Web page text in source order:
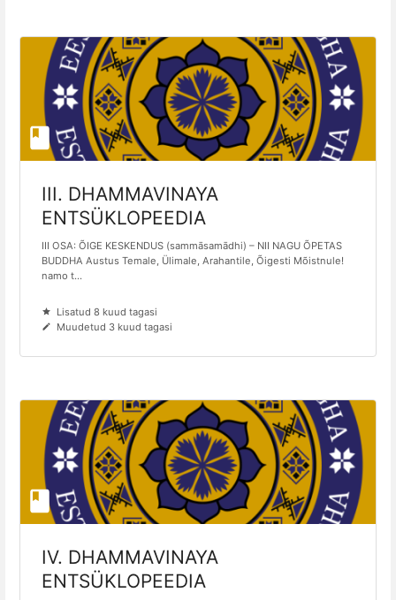
III. DHAMMAVINAYA
ENTSÜKLOPEEDIA
III OSA: ÕIGE KESKENDUS (sammāsamādhi) – NII NAGU ÕPETAS
BUDDHA Austus Temale, Ülimale, Arahantile, Õigesti Mõistnule!
namo t...
Lisatud 8 kuud tagasi
Muudetud 3 kuud tagasi
IV. DHAMMAVINAYA
ENTSÜKLOPEEDIA